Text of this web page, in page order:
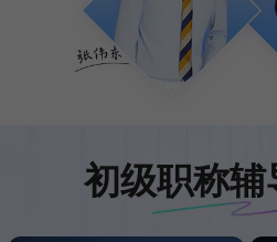
初级职称